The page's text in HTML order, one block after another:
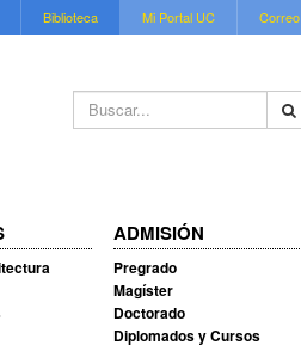
Biblioteca Mi Portal UC Correo
Buscar...
ADMISIÓN
Pregrado
Magíster
Doctorado
Diplomados y Cursos